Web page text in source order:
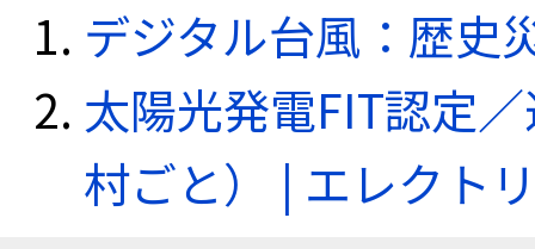
デジタル台風：歴史
太陽光発電FIT認定
村ごと） | エレクト